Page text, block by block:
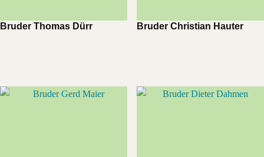
Bruder Thomas Dürr Bruder Christian Hauter